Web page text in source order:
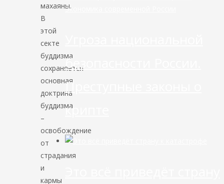
махаяны.
В
этой
секте
буддизма
сохраняется
основная
доктрина
буддизма
–
освобождение
от
страдания
и
кармы
Экономика современной России
безопасности России.
Преступные законы о
крипте